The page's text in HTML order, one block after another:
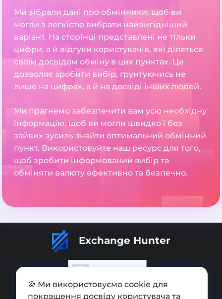
Ми зібрали дані про обмінники, щоб ви
могли з легкістю вибрати найвигідніший
варіант. На сторінці представлені не тільки
цифри, а й відгуки користувачів, які діляться
своїм досвідом обміну в цих пунктах. Це
дозволяє зробити вибір, ґрунтуючись не
лише на цифрах, а й на досвіді інших людей.
Ми прагнемо забезпечити вам усю необхідну
інформацію, щоб ви могли швидко і без
зайвих зусиль знайти оптимальний обмінний
пункт. Використовуйте наш ресурс для того,
щоб зробити інформований вибір та
обміняти валюту ефективно та безпечно.
Exchange Hunter
Додати обмінник
🍪 Ми використовуємо cookie для
покращення досвіду користувача та